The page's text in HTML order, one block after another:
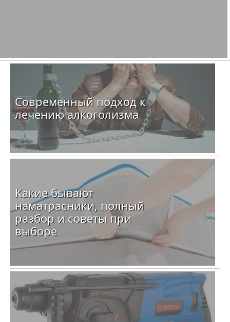
Современный подход к
лечению алкоголизма
Какие бывают
наматрасники, полный
разбор и советы при
выборе